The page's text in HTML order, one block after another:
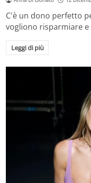
C'è un dono perfetto
vogliono risparmiare
Leggi di più